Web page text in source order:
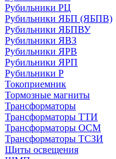
Рубильники РЦ
Рубильники ЯБП (ЯБПВ)
Рубильники ЯБПВУ
Рубильники ЯВЗ
Рубильники ЯРВ
Рубильники ЯРП
Рубильники Р
Токоприемник
Тормозные магниты
Трансформаторы
Трансформаторы ТТИ
Трансформаторы ОСМ
Трансформаторы ТСЗИ
Щиты освещения